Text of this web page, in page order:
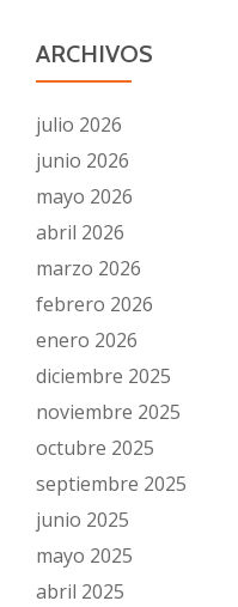
ARCHIVOS
julio 2026
junio 2026
mayo 2026
abril 2026
marzo 2026
febrero 2026
enero 2026
diciembre 2025
noviembre 2025
octubre 2025
septiembre 2025
junio 2025
mayo 2025
abril 2025